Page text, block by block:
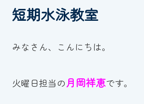
保護者の方へ
採用情報
短期水泳教室
みなさん、こんにちは。
火曜日担当の月岡祥恵です。